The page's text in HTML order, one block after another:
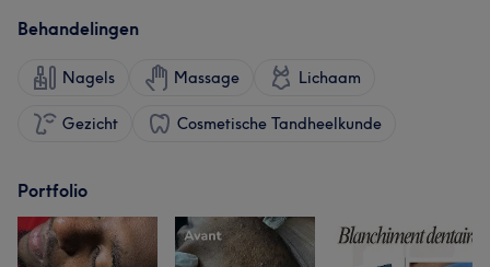
Behandelingen
Nagels Massage Lichaam
Gezicht Cosmetische Tandheelkunde
Portfolio